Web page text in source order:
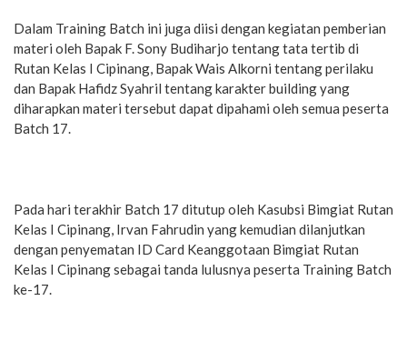
Dalam Training Batch ini juga diisi dengan kegiatan pemberian
materi oleh Bapak F. Sony Budiharjo tentang tata tertib di
Rutan Kelas I Cipinang, Bapak Wais Alkorni tentang perilaku
dan Bapak Hafidz Syahril tentang karakter building yang
diharapkan materi tersebut dapat dipahami oleh semua peserta
Batch 17.
Pada hari terakhir Batch 17 ditutup oleh Kasubsi Bimgiat Rutan
Kelas I Cipinang, Irvan Fahrudin yang kemudian dilanjutkan
dengan penyematan ID Card Keanggotaan Bimgiat Rutan
Kelas I Cipinang sebagai tanda lulusnya peserta Training Batch
ke-17.